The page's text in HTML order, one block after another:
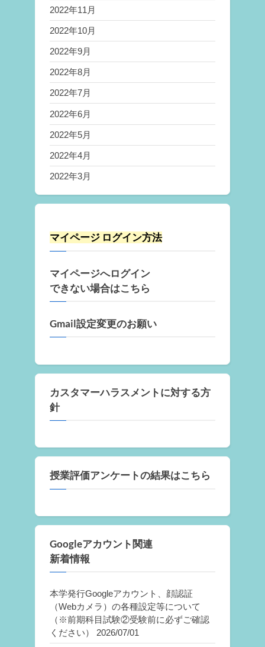
2022年11月
2022年10月
2022年9月
2022年8月
2022年7月
2022年6月
2022年5月
2022年4月
2022年3月
マイページ ログイン方法
マイページへログイン
できない場合はこちら
Gmail設定変更のお願い
カスタマーハラスメントに対する方
針
授業評価アンケートの結果はこちら
Googleアカウント関連
新着情報
本学発行Googleアカウント、顔認証
（Webカメラ）の各種設定等について
（※前期科目試験②受験前に必ずご確認
ください）
2026/07/01